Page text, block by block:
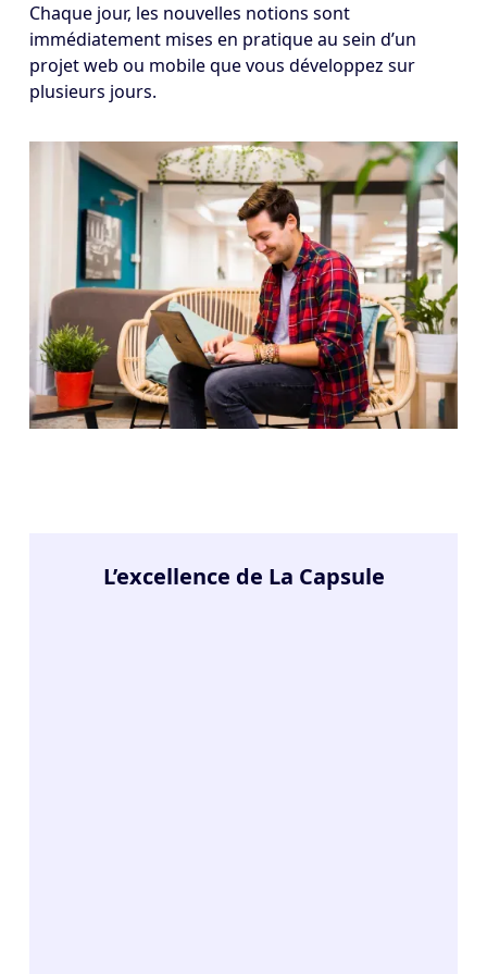
Chaque jour, les nouvelles notions sont
immédiatement mises en pratique au sein d’un
projet web ou mobile que vous développez sur
plusieurs jours.
L’excellence de La Capsule